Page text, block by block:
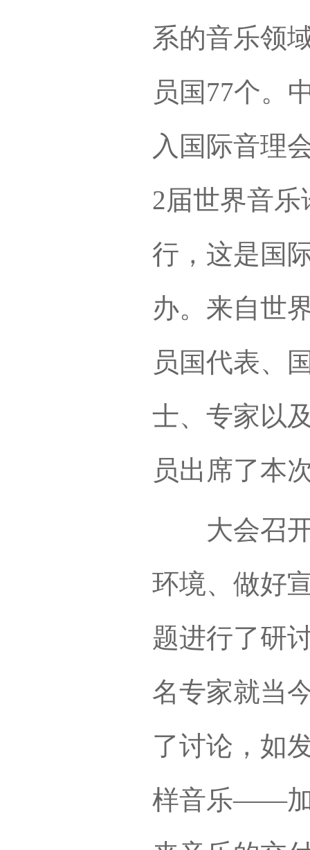
系的音乐领
员国77个。
入国际音理
2届世界音乐
行，这是国
办。来自世
员国代表、
士、专家以
员出席了本
大会召开
环境、做好
题进行了研
名专家就当
了讨论，如
样音乐——加